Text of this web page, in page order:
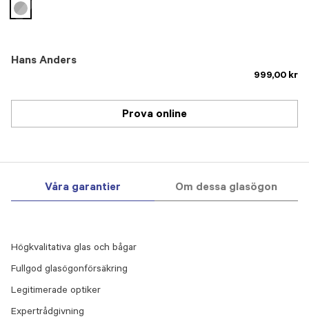
Hans Anders
999,00 kr
selected
Prova online
Våra garantier Om dessa glasögon
Högkvalitativa glas och bågar
Fullgod glasögonförsäkring
Legitimerade optiker
Expertrådgivning